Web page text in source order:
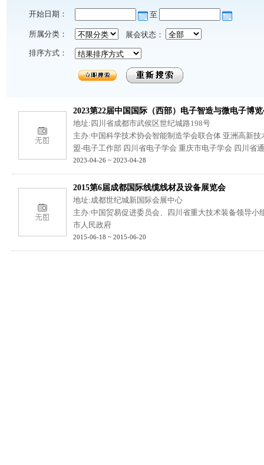
开始日期： 至
所属分类： 展会状态：
排序方式：
2023第22届中国国际（西部）电子智造与微电子博
地址:四川省成都市武侯区世纪城路198号
主办:中国科学技术协会智能制造学会联合体 亚洲高新技
盟-电子工作部 四川省电子学会 重庆市电子学会 四川省
2023-04-26 ~ 2023-04-28
2015第6届成都国际线缆线材及设备展览会
地址:成都世纪城新国际会展中心
主办:中国贸易促进委员会、四川省重大技术装备领导小
市人民政府
2015-06-18 ~ 2015-06-20